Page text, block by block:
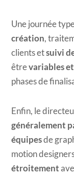
Une journée
création,
clients etsuivi
êtrevariables
phases de
Enfin, le
généralement
équipesde
motion
étroitement